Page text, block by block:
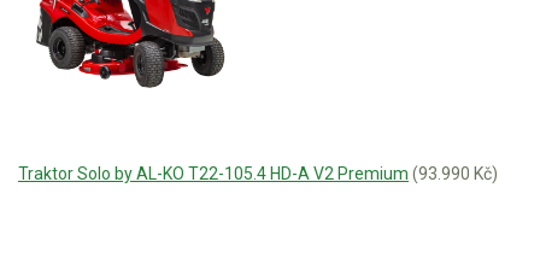
Traktor Solo by AL-KO T22-105.4 HD-A V2 Premium (93.990 Kč)